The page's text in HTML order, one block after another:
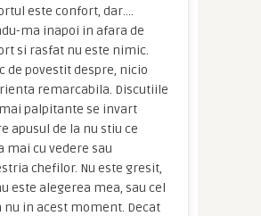
este confort, dar….
ma inapoi in afara de
si rasfat nu este nimic.
de povestit despre, nicio
remarcabila. Discutiile
palpitante se invart
apusul de la nu stiu ce
mai cu vedere sau
chefilor. Nu este gresit,
este alegerea mea, sau cel
nu in acest moment. Decat